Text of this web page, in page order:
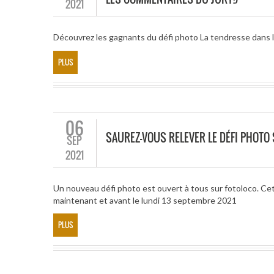
2021
Découvrez les gagnants du défi photo La tendresse dans
PLUS
06
SEP
2021
SAUREZ-VOUS RELEVER LE DÉFI
Un nouveau défi photo est ouvert à tous sur fotoloco.
maintenant et avant le lundi 13 septembre 2021
PLUS